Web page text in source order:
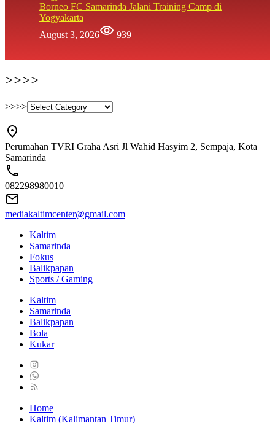
Borneo FC Samarinda Jalani Training Camp di
Yogyakarta
August 3, 2026
939
>>>>
>>>>
Perumahan TVRI Graha Asri Jl Wahid Hasyim 2, Sempaja, Kota
Samarinda
082298980010
mediakaltimcenter@gmail.com
Kaltim
Samarinda
Fokus
Balikpapan
Sports / Gaming
Kaltim
Samarinda
Balikpapan
Bola
Kukar
Home
Kaltim (Kalimantan Timur)